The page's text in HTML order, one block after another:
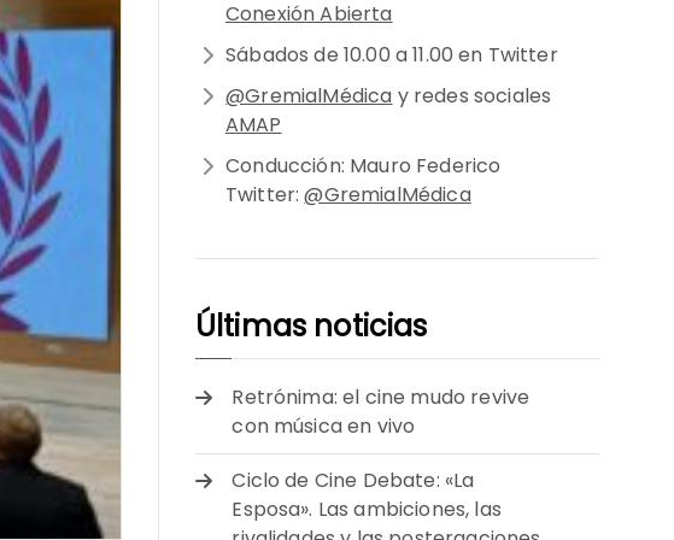
Conexión Abierta
Sábados de 10.00 a 11.00 en Twitter
@GremialMédica y redes sociales
AMAP
Conducción: Mauro Federico
Twitter:@GremialMédica
Últimas noticias
Retrónima: el cine mudo revive
con música en vivo
Ciclo de Cine Debate: «La
Esposa». Las ambiciones, las